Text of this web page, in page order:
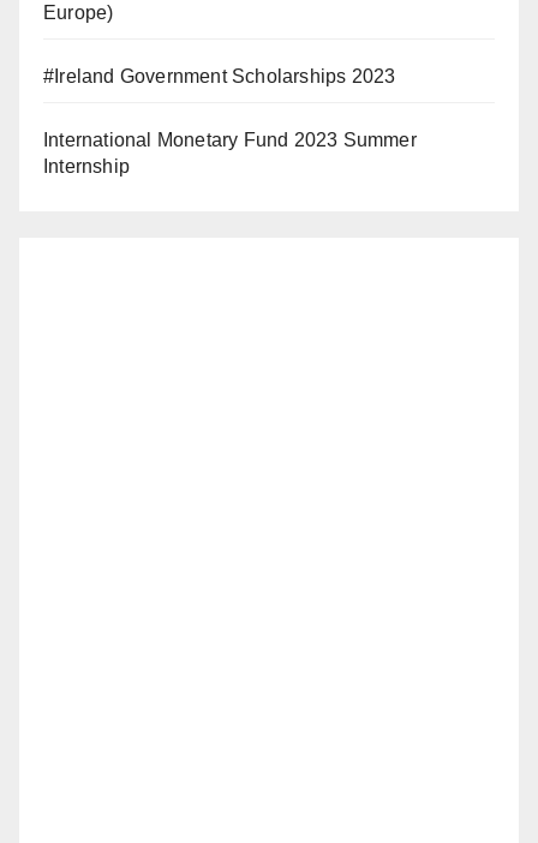
Europe)
#Ireland Government Scholarships 2023
International Monetary Fund 2023 Summer
Internship